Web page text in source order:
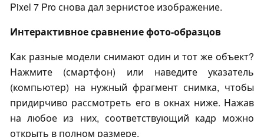
Pixel 7 Pro снова дал зернистое изображение.
Интерактивное сравнение фото-образцов
Как разные модели снимают один и тот же объект?
Нажмите (смартфон) или наведите указатель
(компьютер) на нужный фрагмент снимка, чтобы
придирчиво рассмотреть его в окнах ниже. Нажав
на любое из них, соответствующий кадр можно
открыть в полном размере.